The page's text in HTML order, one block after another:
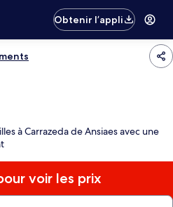
Obtenir l’appli
à Carrazeda de Ansiaes avec une
voir les prix